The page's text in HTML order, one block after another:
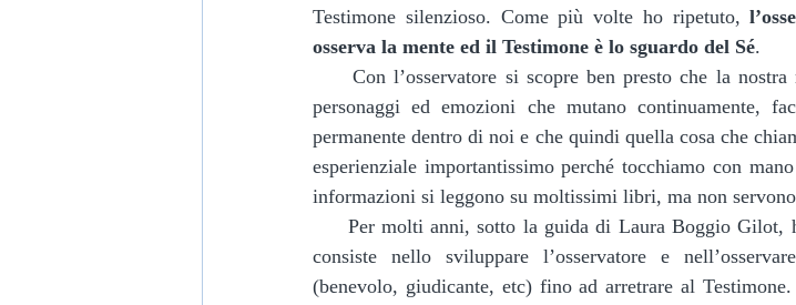
Testimone silenzioso. Come più volte ho ripetuto,
osserva la mente ed il Testimone è lo sguardo del Sé.
     Con l’osservatore si scopre ben presto che la nostra mente-cuore è superaffollata da pensieri,
personaggi ed emozioni che mutano continuamente,
permanente dentro di noi e che quindi quella cosa che
esperienziale importantissimo perché tocchiamo con
informazioni si leggono su moltissimi libri, ma non
consiste nello sviluppare l’osservatore e
(benevolo, giudicante, etc) fino ad arretrare al